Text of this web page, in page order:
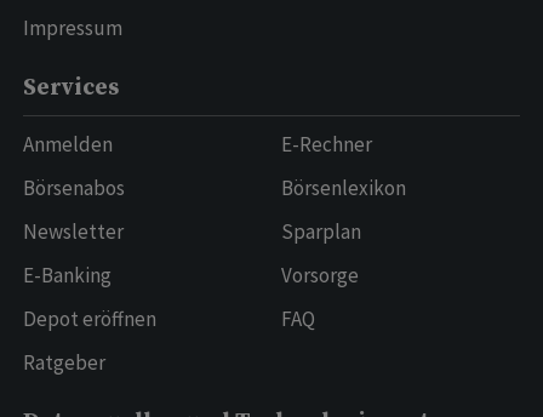
Impressum
Services
Anmelden
Börsenabos
Newsletter
E-Banking
Depot eröffnen
Ratgeber
E-Rechner
Börsenlexikon
Sparplan
Vorsorge
FAQ